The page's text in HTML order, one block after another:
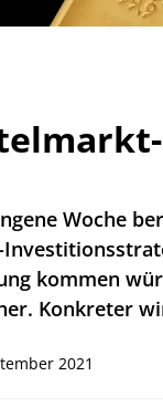
Woche
kommen
Konkreter
2021